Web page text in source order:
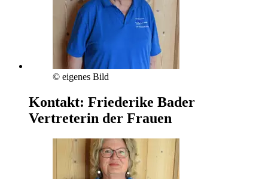
© eigenes Bild
Kontakt: Friederike Bader
Vertreterin der Frauen